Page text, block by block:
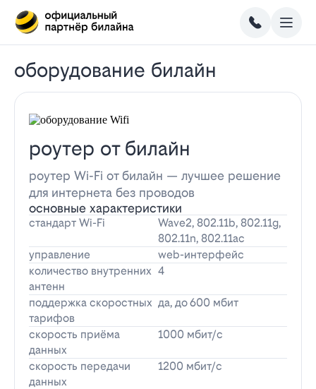
оборудование билайн
роутер от билайн
роутер Wi-Fi от билайн — лучшее решение
для интернета без проводов
основные характеристики
стандарт Wi-Fi
Wave2, 802.11b, 802.11g,
802.11n, 802.11ac
управление
web-интерфейс
количество внутренних
антенн
4
поддержка скоростных
тарифов
да, до 600 мбит
скорость приёма
данных
1000 мбит/с
скорость передачи
данных
1200 мбит/с